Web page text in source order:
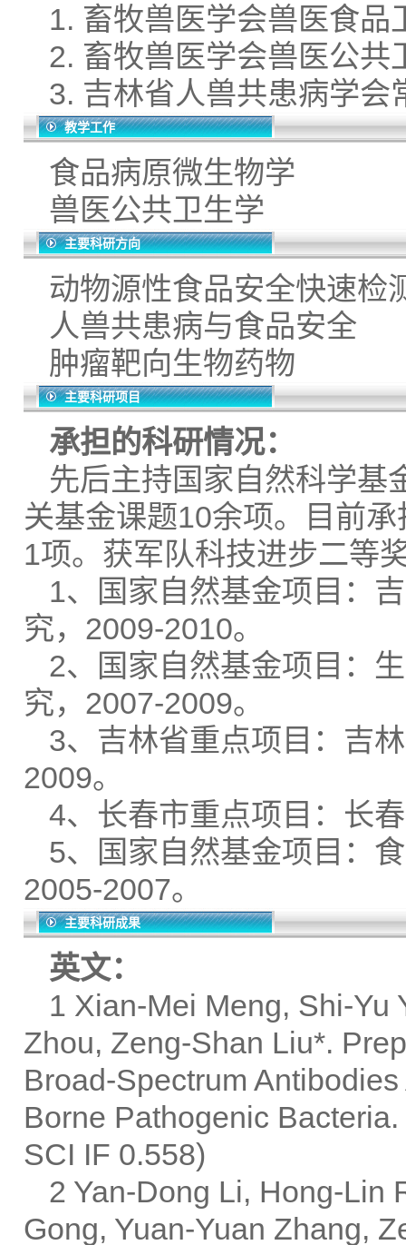
1. 畜牧兽医学会兽医食品
2. 畜牧兽医学会兽医公共
3. 吉林省人兽共患病学会
教学工作
食品病原微生物学
兽医公共卫生学
主要科研方向
动物源性食品安全快速检
人兽共患病与食品安全
肿瘤靶向生物药物
主要科研项目
承担的科研情况：
先后主持国家自然科学基
关基金课题10余项。目前
1项。获军队科技进步二等
1、国家自然基金项目：
究，2009-2010。
2、国家自然基金项目：
究，2007-2009。
3、吉林省重点项目：吉
2009。
4、长春市重点项目：长
5、国家自然基金项目：
2005-2007。
主要科研成果
英文：
1 Xian-Mei Meng, Shi-Yu
Zhou, Zeng-Shan Liu*.
Broad-Spectrum
Borne Pathogenic
SCI IF 0.558)
2 Yan-Dong Li, Hong-Lin
Gong, Yuan-Yuan Zhang,